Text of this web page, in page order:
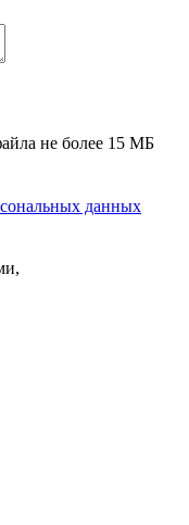
не более 15 МБ
данных